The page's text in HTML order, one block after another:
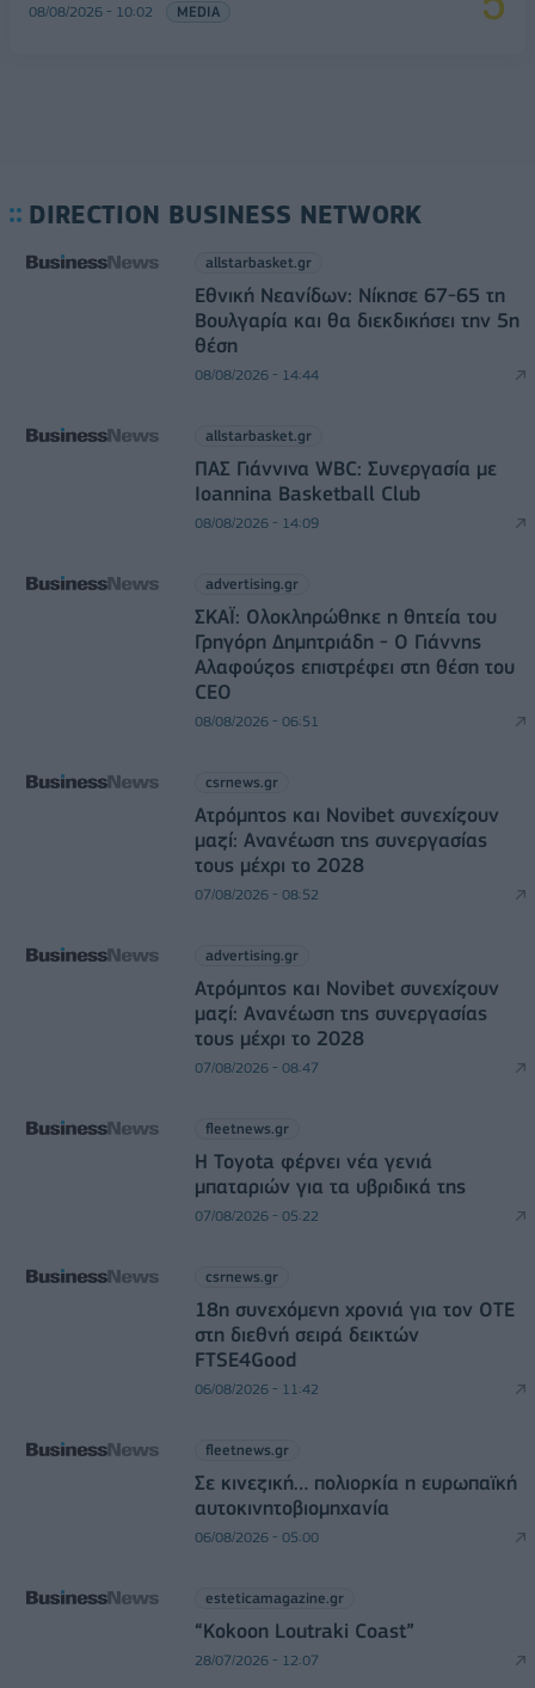
08/08/2026 - 10:02 MEDIA
DIRECTION BUSINESS NETWORK
allstarbasket.gr
Εθνική Νεανίδων: Νίκησε 67-65 τη
Βουλγαρία και θα διεκδικήσει την 5η
θέση
08/08/2026 - 14:44
allstarbasket.gr
ΠΑΣ Γιάννινα WBC: Συνεργασία με
Ioannina Basketball Club
08/08/2026 - 14:09
advertising.gr
ΣΚΑΪ: Ολοκληρώθηκε η θητεία του
Γρηγόρη Δημητριάδη - Ο Γιάννης
Αλαφούζος επιστρέφει στη θέση του
CEO
08/08/2026 - 06:51
csrnews.gr
Ατρόμητος και Novibet συνεχίζουν
μαζί: Ανανέωση της συνεργασίας
τους μέχρι το 2028
07/08/2026 - 08:52
advertising.gr
Ατρόμητος και Novibet συνεχίζουν
μαζί: Ανανέωση της συνεργασίας
τους μέχρι το 2028
07/08/2026 - 08:47
fleetnews.gr
Η Toyota φέρνει νέα γενιά
μπαταριών για τα υβριδικά της
07/08/2026 - 05:22
csrnews.gr
18η συνεχόμενη χρονιά για τον ΟΤΕ
στη διεθνή σειρά δεικτών
FTSE4Good
06/08/2026 - 11:42
fleetnews.gr
Σε κινεζική… πολιορκία η ευρωπαϊκή
αυτοκινητοβιομηχανία
06/08/2026 - 05:00
esteticamagazine.gr
“Kokoon Loutraki Coast”
28/07/2026 - 12:07